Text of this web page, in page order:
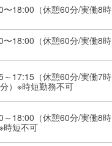
〜18:00（休憩60分/実働8時
〜18:00（休憩60分/実働8時
～17:15（休憩60分/実働7時
）※時短勤務不可
～18:00（休憩60分/実働8時
時短不可